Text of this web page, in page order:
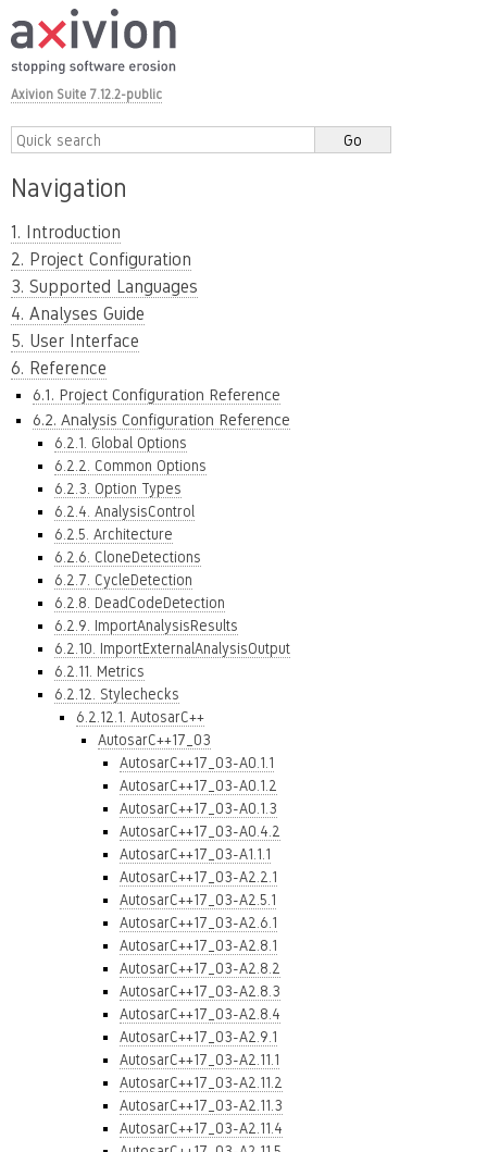
Axivion Suite 7.12.2-public
Navigation
1. Introduction
2. Project Configuration
3. Supported Languages
4. Analyses Guide
5. User Interface
6. Reference
6.1. Project Configuration Reference
6.2. Analysis Configuration Reference
6.2.1. Global Options
6.2.2. Common Options
6.2.3. Option Types
6.2.4. AnalysisControl
6.2.5. Architecture
6.2.6. CloneDetections
6.2.7. CycleDetection
6.2.8. DeadCodeDetection
6.2.9. ImportAnalysisResults
6.2.10. ImportExternalAnalysisOutput
6.2.11. Metrics
6.2.12. Stylechecks
6.2.12.1. AutosarC++
AutosarC++17_03
AutosarC++17_03-A0.1.1
AutosarC++17_03-A0.1.2
AutosarC++17_03-A0.1.3
AutosarC++17_03-A0.4.2
AutosarC++17_03-A1.1.1
AutosarC++17_03-A2.2.1
AutosarC++17_03-A2.5.1
AutosarC++17_03-A2.6.1
AutosarC++17_03-A2.8.1
AutosarC++17_03-A2.8.2
AutosarC++17_03-A2.8.3
AutosarC++17_03-A2.8.4
AutosarC++17_03-A2.9.1
AutosarC++17_03-A2.11.1
AutosarC++17_03-A2.11.2
AutosarC++17_03-A2.11.3
AutosarC++17_03-A2.11.4